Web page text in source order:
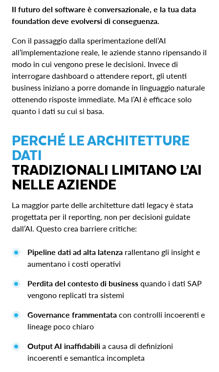
Il futuro del software è conversazionale, e la tua data
foundation deve evolversi di conseguenza.
Con il passaggio dalla sperimentazione dell’AI
all’implementazione reale, le aziende stanno ripensando il
modo in cui vengono prese le decisioni. Invece di
interrogare dashboard o attendere report, gli utenti
business iniziano a porre domande in linguaggio naturale
ottenendo risposte immediate. Ma l’AI è efficace solo
quanto i dati su cui si basa.
PERCHÉ LE ARCHITETTURE
DATI
TRADIZIONALI LIMITANO L’AI
NELLE AZIENDE
La maggior parte delle architetture dati legacy è stata
progettata per il reporting, non per decisioni guidate
dall’AI. Questo crea barriere critiche:
Pipeline dati ad alta latenza rallentano gli insight e
aumentano i costi operativi
Perdita del contesto di business quando i dati SAP
vengono replicati tra sistemi
Governance frammentata con controlli incoerenti e
lineage poco chiaro
Output AI inaffidabili a causa di definizioni
incoerenti e semantica incompleta